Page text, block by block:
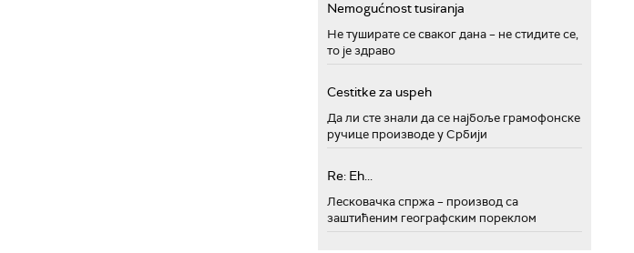
Nemogućnost tusiranja
Не туширате се сваког дана – не стидите се,
то је здраво
Cestitke za uspeh
Да ли сте знали да се најбоље грамофонске
ручице производе у Србији
Re: Eh...
Лесковачка спржа – производ са
заштићеним географским пореклом